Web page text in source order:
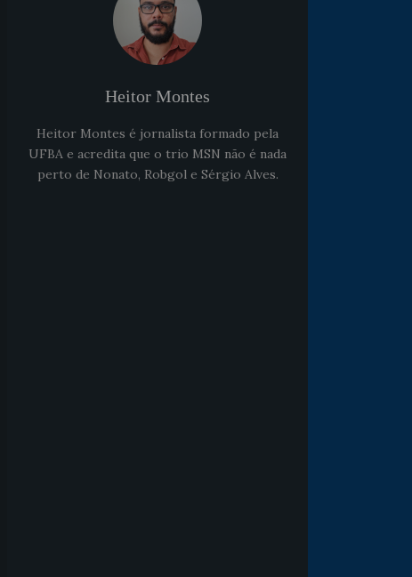
Heitor Montes
Heitor Montes é jornalista formado pela
UFBA e acredita que o trio MSN não é nada
perto de Nonato, Robgol e Sérgio Alves.